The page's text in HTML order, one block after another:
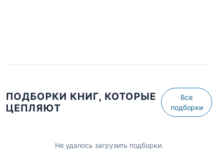
ПОДБОРКИ КНИГ, КОТОРЫЕ
ЦЕПЛЯЮТ
Все
подборки
Не удалось загрузить подборки.